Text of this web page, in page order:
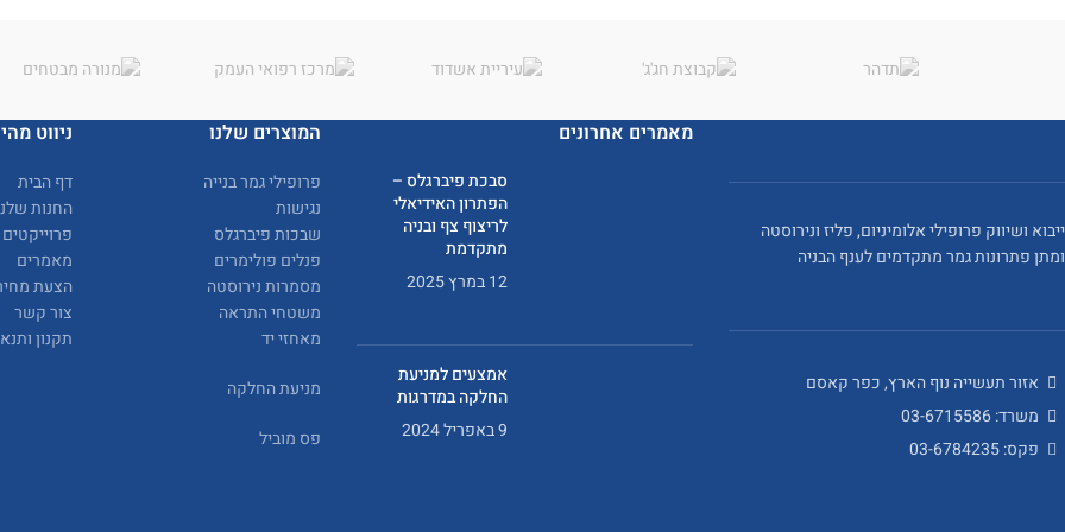
ייבוא ושיווק פרופילי אלומיניום, פליז ונירוסטה
ומתן פתרונות גמר מתקדמים לענף הבניה
אזור תעשייה נוף הארץ, כפר קאסם
משרד: 03-6715586
פקס: 03-6784235
מאמרים אחרונים
סבכת פיברגלס –
הפתרון האידיאלי
לריצוף צף ובניה
מתקדמת
12 במרץ 2025
אמצעים למניעת
החלקה במדרגות
9 באפריל 2024
המוצרים שלנו
פרופילי גמר בנייה
נגישות
שבכות פיברגלס
פנלים פולימרים
מסמרות נירוסטה
משטחי התראה
מאחזי יד
מניעת החלקה
פס מוביל
ניווט
דף הבית
החנות
פרוייקטים
מאמרים
הצעת
צור קשר
תקנון